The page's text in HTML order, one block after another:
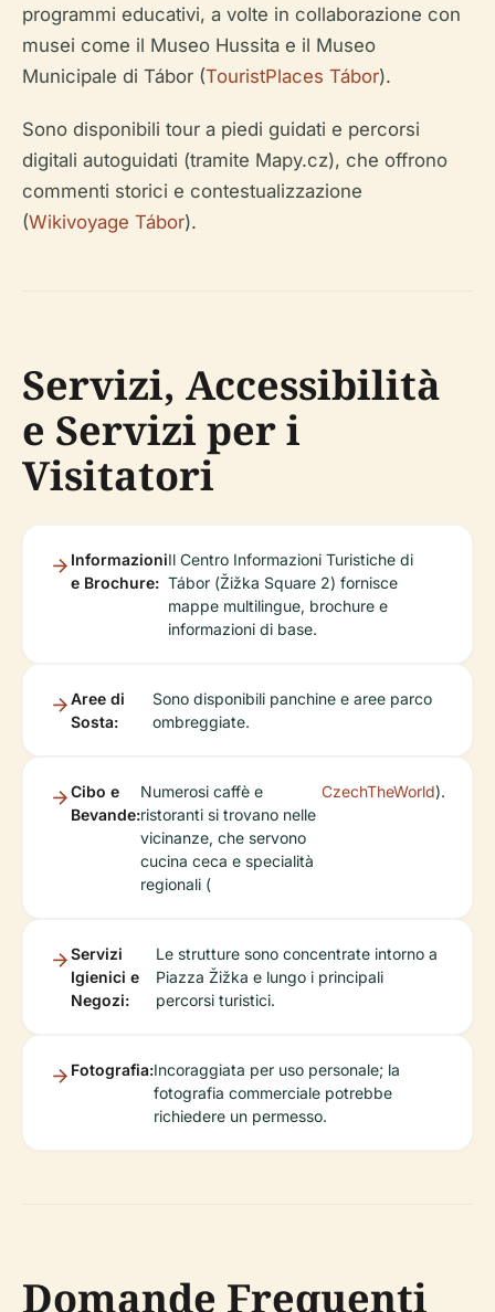
programmi educativi, a volte in collaborazione con
musei come il Museo Hussita e il Museo
Municipale di Tábor (TouristPlaces Tábor).
Sono disponibili tour a piedi guidati e percorsi
digitali autoguidati (tramite Mapy.cz), che offrono
commenti storici e contestualizzazione
(Wikivoyage Tábor).
Servizi, Accessibilità
e Servizi per i
Visitatori
Informazioni
e Brochure:
Il Centro Informazioni Turistiche di
Tábor (Žižka Square 2) fornisce
mappe multilingue, brochure e
informazioni di base.
Aree di
Sosta:
Sono disponibili panchine e aree parco
ombreggiate.
Cibo e
Bevande:
Numerosi caffè e
ristoranti si trovano nelle
vicinanze, che servono
cucina ceca e specialità
regionali (
CzechTheWorld).
Servizi
Igienici e
Negozi:
Le strutture sono concentrate intorno a
Piazza Žižka e lungo i principali
percorsi turistici.
Fotografia:Incoraggiata per uso personale; la
fotografia commerciale potrebbe
richiedere un permesso.
Domande Frequenti